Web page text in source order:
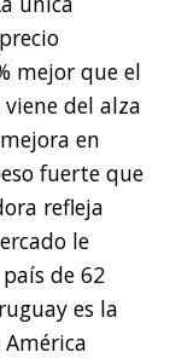
mejor que el
del alza
en
fuerte que
refleja
le
de 62
es la